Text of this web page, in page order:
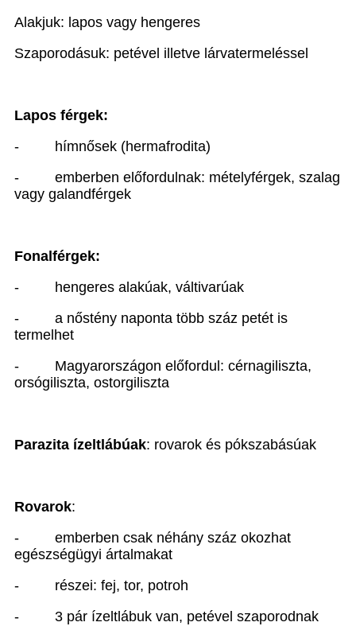
Alakjuk: lapos vagy hengeres
Szaporodásuk: petével illetve lárvatermeléssel
Lapos férgek:
-
hímnősek (hermafrodita)
-
emberben előfordulnak: mételyférgek, szalag
vagy galandférgek
Fonalférgek:
-
hengeres alakúak, váltivarúak
-
a nőstény naponta több száz petét is
termelhet
-
Magyarországon előfordul: cérnagiliszta,
orsógiliszta, ostorgiliszta
Parazita ízeltlábúak: rovarok és pókszabásúak
Rovarok:
-
emberben csak néhány száz okozhat
egészségügyi ártalmakat
-
részei: fej, tor, potroh
-
3 pár ízeltlábuk van, petével szaporodnak